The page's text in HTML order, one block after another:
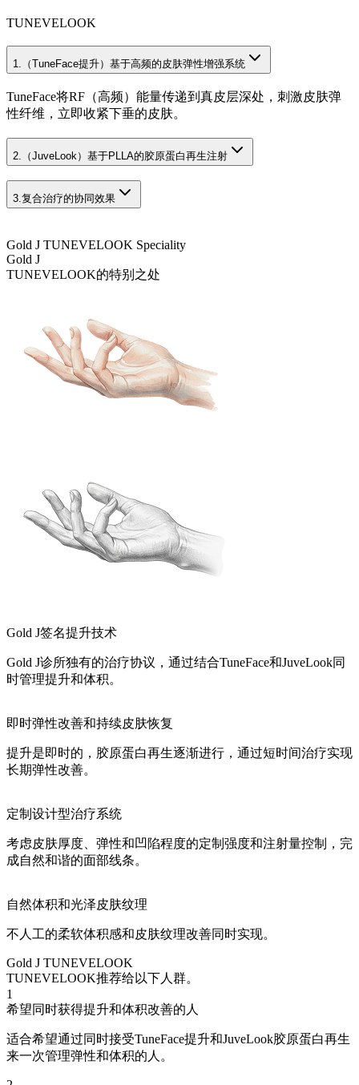
TUNEVELOOK
1. （TuneFace提升）基于高频的皮肤弹性增强系统
TuneFace将RF（高频）能量传递到真皮层深处，刺激皮肤弹
性纤维，立即收紧下垂的皮肤。
2. （JuveLook）基于PLLA的胶原蛋白再生注射
3.复合治疗的协同效果
Gold J TUNEVELOOK Speciality
Gold J
TUNEVELOOK的特别之处
Gold J签名提升技术
Gold J诊所独有的治疗协议，通过结合TuneFace和JuveLook同
时管理提升和体积。
即时弹性改善和持续皮肤恢复
提升是即时的，胶原蛋白再生逐渐进行，通过短时间治疗实现
长期弹性改善。
定制设计型治疗系统
考虑皮肤厚度、弹性和凹陷程度的定制强度和注射量控制，完
成自然和谐的面部线条。
自然体积和光泽皮肤纹理
不人工的柔软体积感和皮肤纹理改善同时实现。
Gold J TUNEVELOOK
TUNEVELOOK推荐给以下人群。
1
希望同时获得提升和体积改善的人
适合希望通过同时接受TuneFace提升和JuveLook胶原蛋白再生
来一次管理弹性和体积的人。